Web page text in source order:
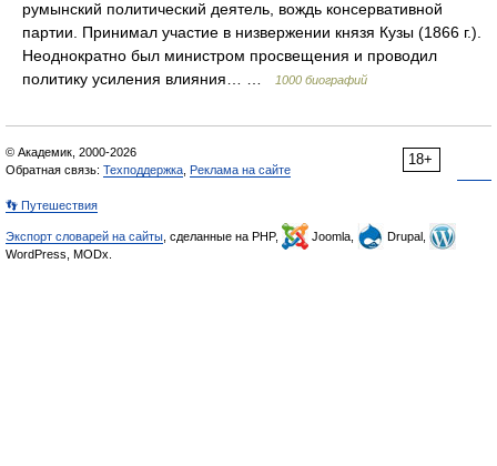
румынский политический деятель, вождь консервативной
партии. Принимал участие в низвержении князя Кузы (1866 г.).
Неоднократно был министром просвещения и проводил
политику усиления влияния… …
1000 биографий
18+
© Академик, 2000-2026
Обратная связь: Техподдержка Реклама на сайте
👣 Путешествия
Экспорт словарей на сайты , сделанные на PHP, Joomla,
Drupal,
WordPress, MODx.